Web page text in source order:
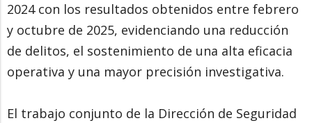
2024 con los resultados obtenidos entre febrero
y octubre de 2025, evidenciando una reducción
de delitos, el sostenimiento de una alta eficacia
operativa y una mayor precisión investigativa.
El trabajo conjunto de la Dirección de Seguridad